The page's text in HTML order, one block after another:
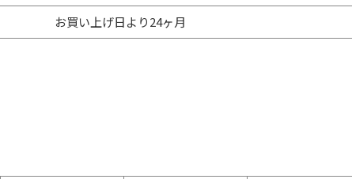
お買い上げ日より24ヶ月